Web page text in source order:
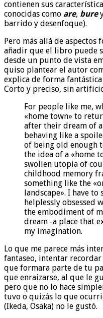
contienen sus
conocidas como are, bure
barrido y desenfoque).
Pero más allá de aspectos
añadir que el libro puede
desde un punto de vista
quiso plantear el autor
explica de forma
Corto y preciso, sin
For people like me,
«home town» to
after their dream of
behaving like a
of being old enough
the idea of a «home
swollen utopia of
childhood memory
something like the
landscape». I have to
helplessly obsessed
the embodiment of
dream -a place that
my imagination.
Lo que me parece más
fantaseo, intentar
que formara parte de tu
que enraizarse, al que le
pero que no lo hace
tuvo o quizás lo que
(Ikeda, Osaka) no le gustó.